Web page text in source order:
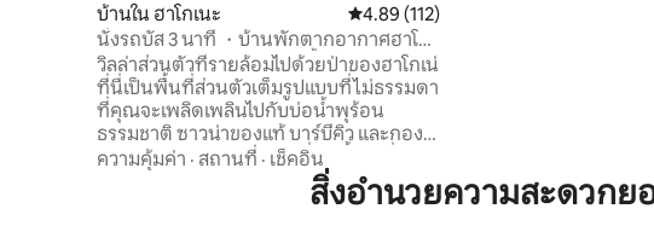
บ้านใน ฮาโกเนะ คะแนนเฉลี่ย 4.89 จาก 5, 112 รีวิว
4.89 (112)
นั่งรถบัส 3 นาที ・บ้านพักตากอากาศฮาโก
เนะ/บาร์บีคิว ・กองไฟ/บ่อน้ำพุร้อน
ธรรมชาติ/ซาวน่า/อ่างน้ำ/โฮมเธียเตอร์/
สามารถบาร์บีคิวและกองไฟได้ในวันที่ฝนตก
วิลล่าส่วนตัวที่รายล้อมไปด้วยป่าของฮาโกเน่
ที่นี่เป็นพื้นที่ส่วนตัวเต็มรูปแบบที่ไม่ธรรมดา
ที่คุณจะเพลิดเพลินไปกับบ่อน้ำพุร้อน
ธรรมชาติ ซาวน่าของแท้ บาร์บีคิว และกอง
ไฟ แค่อาคารเดียวก็มีครบ ที่พักนี้เป็นที่นิยม
จึงมีแนวโน้มว่าจะเต็มอย่างรวดเร็วหากคุณ
ชอบ ขอแนะนำให้เพิ่มลงในรายการโปรดของ
ความคุ้มค่า · สถานที่ · เช็คอิน
(Obento) ฟรีให้กับผู้เ
สามารถพักผ่อนได้อย่าง
สิ่งอำนวยความสะดวก